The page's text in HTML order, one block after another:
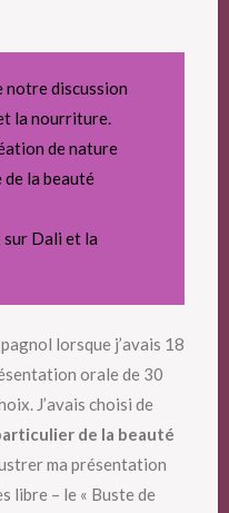
notre discussion
la nourriture.
de nature
la beauté
sur Dali et la
lorsque j’avais 18
orale de 30
J’avais choisi de
de la beauté
ma présentation
libre – le « Buste de